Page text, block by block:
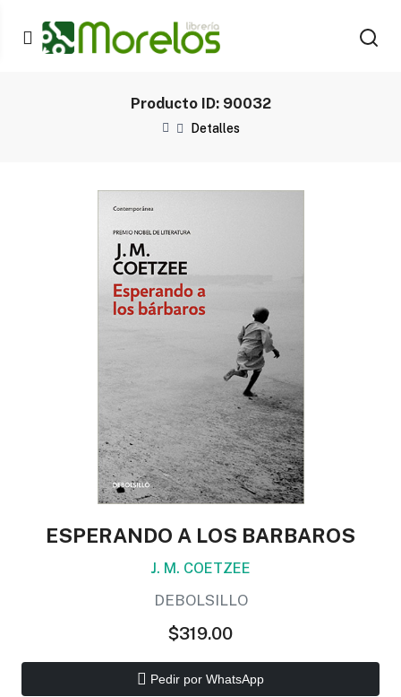
Producto ID: 90032
Detalles
ESPERANDO A LOS BARBAROS
J. M. COETZEE
DEBOLSILLO
$319.00
Pedir por WhatsApp